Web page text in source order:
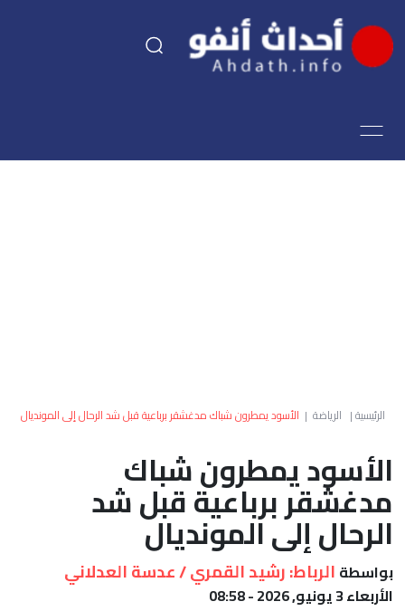
اقتصاد
العالم
أعمدة
الصحراء
الرئيسية| الرياضة | الأسود يمطرون شباك مدغشقر برباعية قبل شد الرحال إلى المونديال
الأسود يمطرون شباك
مدغشقر برباعية قبل شد
الرحال إلى المونديال
بواسطة الرباط: رشيد القمري / عدسة العدلاني
الأربعاء 3 يونيو, 2026 - 08:58